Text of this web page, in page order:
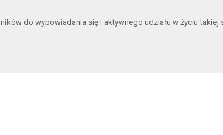
do wypowiadania się i aktywnego udziału w życiu takiej